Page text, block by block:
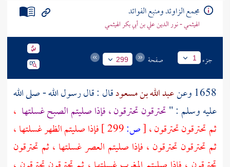
مجمع الزاوئد ومنبع الفوائد
الهيثمي - نور الدين علي بن أبي بكر الهيثمي
جزء 1 صفحة 299
1658 وعن عبد الله بن مسعودقال : قال رسول الله - صلى الله
عليه وسلم : "تحترقون تحترقون ، فإذا صليتم الصبح غسلتها ،
ثم تحترقون تحترقون ،[ص:
فإذا صليتم الظهر غسلتها ،
ثم تحترقون تحترقون ، فإذا صليتم العصر غسلتها ، ثم تحترقون